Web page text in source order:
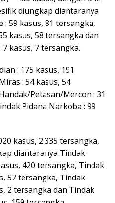
diungkap diantaranya
: 59 kasus, 81 tersangka,
kasus, 58 tersangka dan
kasus, 7 tersangka.
: 175 kasus, 191
: 54 kasus, 54
Petasan/Mercon : 31
Pidana Narkoba : 99
kasus, 2.335 tersangka,
diantaranya Tindak
420 tersangka, Tindak
57 tersangka, Tindak
2 tersangka dan Tindak